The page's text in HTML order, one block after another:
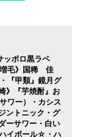
ポロ黒ラベ
毛》国稀 佳
『甲類』鏡月グ
》『芋焼酎』お
ワー）・カシス
ントニック・グ
ーサワー・白い
イボール☆・ハ